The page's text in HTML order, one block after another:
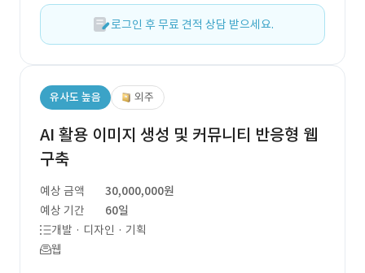
로그인 후 무료 견적 상담 받으세요.
유사도 높음 외주
AI 활용 이미지 생성 및 커뮤니티 반응형 웹
구축
예상 금액
30,000,000원
예상 기간
60일
개발 · 디자인 · 기획
웹